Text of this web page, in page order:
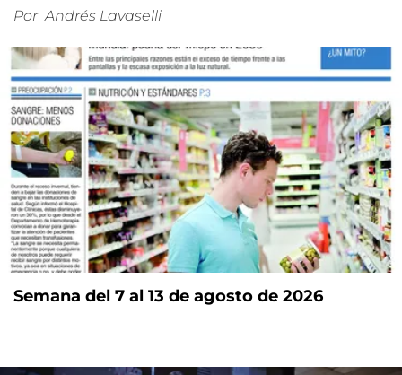
Por Andrés Lavaselli
Semana del 7 al 13 de agosto de 2026